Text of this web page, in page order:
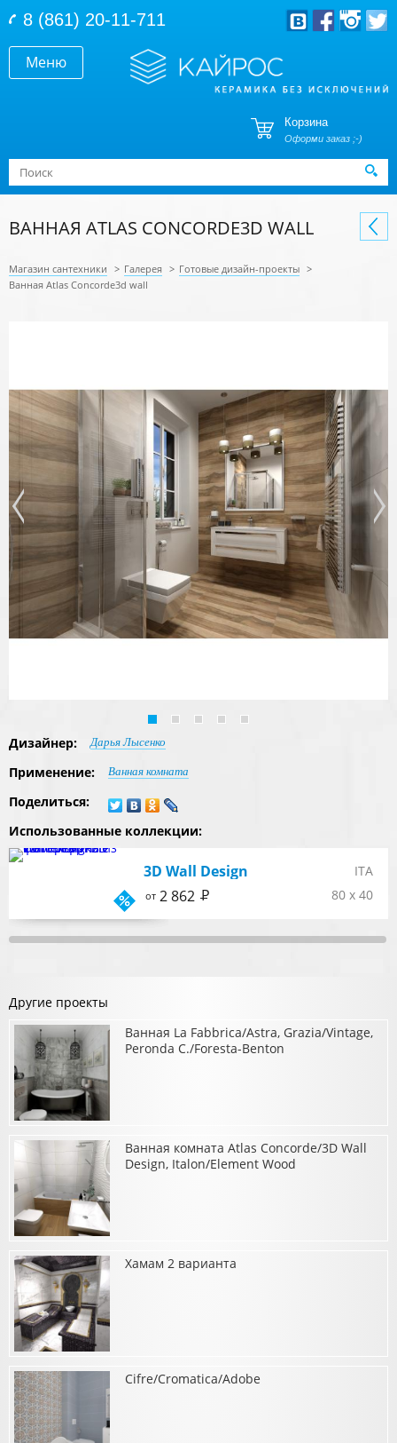
Меню
8 (861) 20-11-711
Корзина
Оформи заказ ;-)
Форма поиска
Поиск
ВАННАЯ ATLAS CONCORDE3D WALL
Магазин сантехники > Галерея > Готовые дизайн-проекты >
Ванная Atlas Concorde3d wall
Дизайнер: Дарья Лысенко
Применение: Ванная комната
Поделиться:
Использованные коллекции:
3D Wall Design
80 x 40
ITA
от2 862 Р
Другие проекты
Ванная La Fabbrica/Astra, Grazia/Vintage,
Peronda C./Foresta-Benton
о Ванная La Fabbrica/Astra, Grazia/Vintage, Peronda C./Foresta-
Ванная комната Atlas Concorde/3D Wall
Design, Italon/Element Wood
о Ванная комната Atlas Concorde/3D Wall Design,
Italon/Element Wood
Хамам 2 варианта
о Хамам 2 вариантаCifre/Cromatica/Adobe